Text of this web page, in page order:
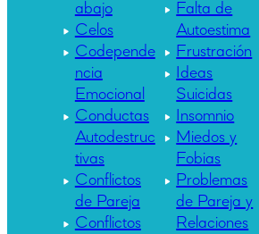
abajo
Celos
Codepende
ncia
Emocional
Conductas
Autodestruc
tivas
Conflictos
de Pareja
Conflictos
Falta de
Autoestima
Frustración
Ideas
Suicidas
Insomnio
Miedos y
Fobias
Problemas
de Pareja y
Relaciones